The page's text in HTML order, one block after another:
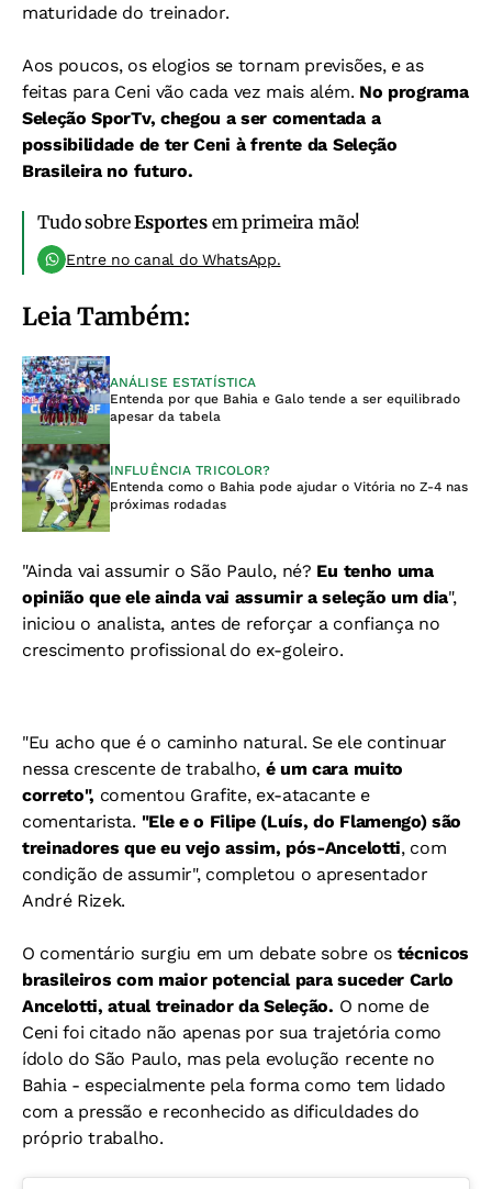
maturidade do treinador.
Aos poucos, os elogios se tornam previsões, e as
feitas para Ceni vão cada vez mais além. No programa
Seleção SporTv, chegou a ser comentada a
possibilidade de ter Ceni à frente da Seleção
Brasileira no futuro.
Tudo sobreEsportesem primeira mão!
Entre no canal do WhatsApp.
Leia Também:
ANÁLISE ESTATÍSTICA
Entenda por que Bahia e Galo tende a ser equilibrado
apesar da tabela
INFLUÊNCIA TRICOLOR?
Entenda como o Bahia pode ajudar o Vitória no Z-4 nas
próximas rodadas
"Ainda vai assumir o São Paulo, né? Eu tenho uma
opinião que ele ainda vai assumir a seleção um dia",
iniciou o analista, antes de reforçar a confiança no
crescimento profissional do ex-goleiro.
"Eu acho que é o caminho natural. Se ele continuar
nessa crescente de trabalho, é um cara muito
correto", comentou Grafite, ex-atacante e
comentarista. "Ele e o Filipe (Luís, do Flamengo) são
treinadores que eu vejo assim, pós-Ancelotti, com
condição de assumir", completou o apresentador
André Rizek.
O comentário surgiu em um debate sobre ostécnicos
brasileiros com maior potencial para suceder Carlo
Ancelotti, atual treinador da Seleção. O nome de
Ceni foi citado não apenas por sua trajetória como
ídolo do São Paulo, mas pela evolução recente no
Bahia - especialmente pela forma como tem lidado
com a pressão e reconhecido as dificuldades do
próprio trabalho.